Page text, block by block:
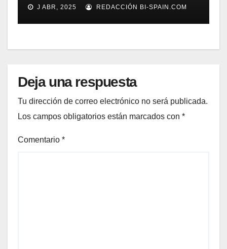
J ABR, 2025 REDACCIÓN BI-SPAIN.COM
Deja una respuesta
Tu dirección de correo electrónico no será publicada.
Los campos obligatorios están marcados con *
Comentario *